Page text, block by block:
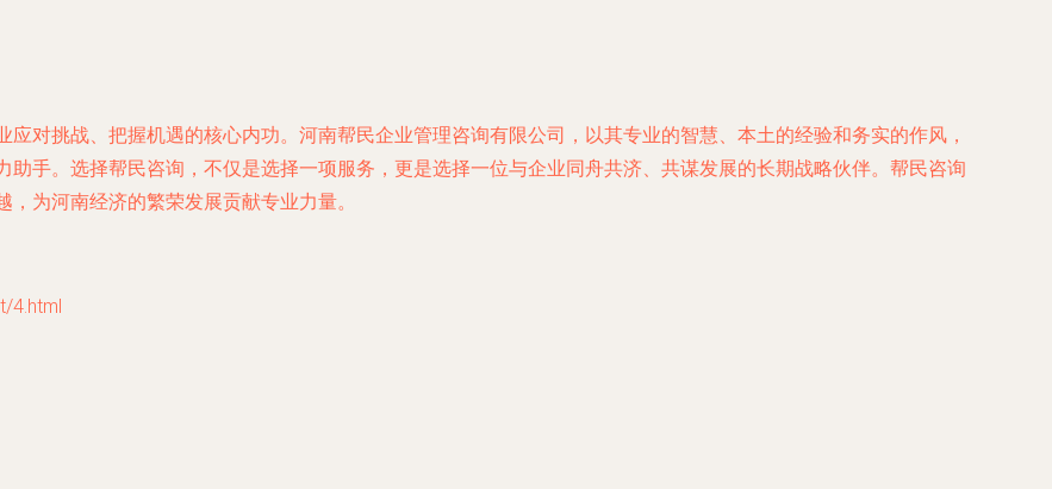
对挑战、把握机遇的核心内功。河南帮民企业管理咨询有限公司，以其专业的智慧、本土的经验和务实的作风，
手。选择帮民咨询，不仅是选择一项服务，更是选择一位与企业同舟共济、共谋发展的长期战略伙伴。帮民咨询
为河南经济的繁荣发展贡献专业力量。
4.html